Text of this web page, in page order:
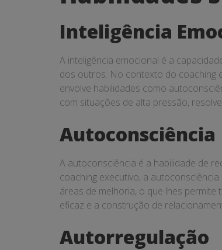
socioemocionais
Inteligência
A inteligência emocional é a
dos outros. No contexto do coaching
envolve habilidades como
com situações de alta pressão,
Autoconsciência
A autoconsciência é a habilidade de
coaching executivo, a
áreas de melhoria, o que lhes
eficaz e a construção de
Autorregulação